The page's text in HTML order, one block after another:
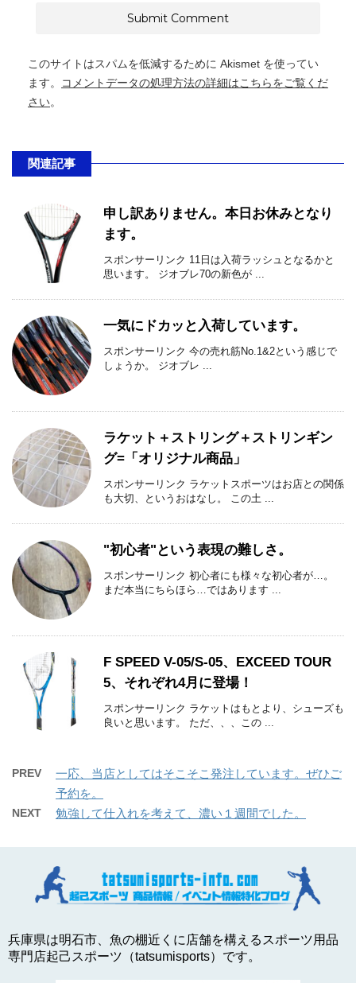
このサイトはスパムを低減するために Akismet を使ってい
ます。
コメントデータの処理方法の詳細はこちらをご覧くだ
さい。
関連記事
申し訳ありません。本日お休みとなり
ます。
スポンサーリンク 11日は入荷ラッシュとなるかと
思います。 ジオブレ70の新色が ...
一気にドカッと入荷しています。
スポンサーリンク 今の売れ筋No.1&2という感じで
しょうか。 ジオブレ ...
ラケット＋ストリング＋ストリンギン
グ=「オリジナル商品」
スポンサーリンク ラケットスポーツはお店との関係
も大切、というおはなし。 この土 ...
"初心者"という表現の難しさ。
スポンサーリンク 初心者にも様々な初心者が…。
まだ本当にちらほら…ではあります ...
F SPEED V-05/S-05、EXCEED TOUR
5、それぞれ4月に登場！
スポンサーリンク ラケットはもとより、シューズも
良いと思います。 ただ、、、この ...
PREV
一応、当店としてはそこそこ発注しています。ぜひご
予約を。
NEXT 勉強して仕入れを考えて、濃い１週間でした。
兵庫県は明石市、魚の棚近くに店舗を構えるスポーツ用品
専門店起己スポーツ（tatsumisports）です。